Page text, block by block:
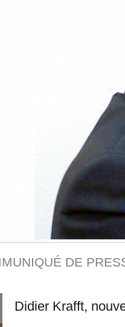
DE
Didier Krafft,